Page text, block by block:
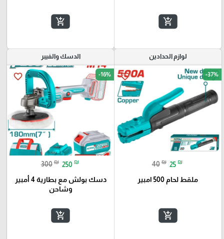
add_shopping_cart
add_shopping_cart
لوازم الحدادين
favorite_border -37%
40 ₪ 25 ₪
ملقط لحام 500 امبير
add_shopping_cart
الدسك والفيبر
favorite_border -16%
300 ₪ 250 ₪
دسك بولش مع بطارية 4 أمبير
وشاحن
add_shopping_cart